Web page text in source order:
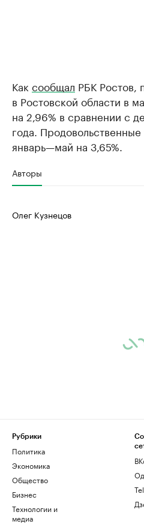
Как сообщал РБК Ростов,
в Ростовской области в
на 2,96% в сравнении с
года.
январь—май на 3,65%.
Авторы
Олег Кузнецов
Рубрики
Политика
Экономика
Общество
Бизнес
Технологии и
медиа